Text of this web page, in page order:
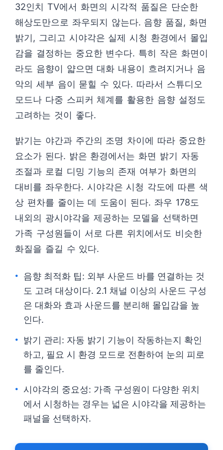
32인치 TV에서 화면의 시각적 품질은 단순한
해상도만으로 좌우되지 않는다. 음향 품질, 화면
밝기, 그리고 시야각은 실제 시청 환경에서 몰입
감을 결정하는 중요한 변수다. 특히 작은 화면이
라도 음향이 얇으면 대화 내용이 흐려지거나 음
악의 세부 음이 묻힐 수 있다. 따라서 스튜디오
모드나 다중 스피커 체계를 활용한 음향 설정도
고려하는 것이 좋다.
밝기는 야간과 주간의 조명 차이에 따라 중요한
요소가 된다. 밝은 환경에서는 화면 밝기 자동
조절과 로컬 디밍 기능의 존재 여부가 화면의
대비를 좌우한다. 시야각은 시청 각도에 따른 색
상 편차를 줄이는 데 도움이 된다. 좌우 178도
내외의 광시야각을 제공하는 모델을 선택하면
가족 구성원들이 서로 다른 위치에서도 비슷한
화질을 즐길 수 있다.
음향 최적화 팁: 외부 사운드 바를 연결하는 것
도 고려 대상이다. 2.1 채널 이상의 사운드 구성
은 대화와 효과 사운드를 분리해 몰입감을 높
인다.
밝기 관리: 자동 밝기 기능이 작동하는지 확인
하고, 필요 시 환경 모드로 전환하여 눈의 피로
를 줄인다.
시야각의 중요성: 가족 구성원이 다양한 위치
에서 시청하는 경우는 넓은 시야각을 제공하는
패널을 선택하자.